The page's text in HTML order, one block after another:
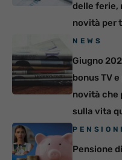
delle ferie,
novità per
NEWS
Giugno
bonus TV
novità che
sulla vita
PENSIONI
Pensione